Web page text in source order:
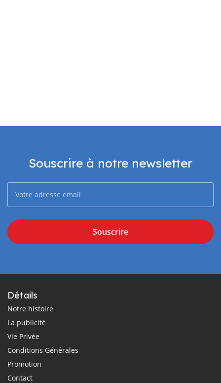
Souscrire à notre newsletter
Souscrire
Détails
Notre histoire
La publicité
Vie Privée
Conditions Générales
Promotion
Contact